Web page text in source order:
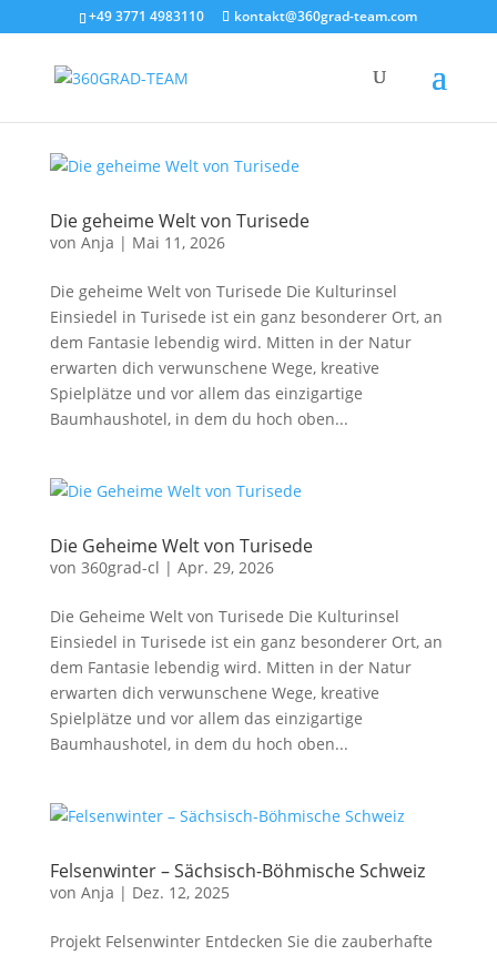
+49 3771 4983110 kontakt@360grad-team.com
Die geheime Welt von Turisede
von Anja | Mai 11, 2026
Die geheime Welt von Turisede Die Kulturinsel
Einsiedel in Turisede ist ein ganz besonderer Ort, an
dem Fantasie lebendig wird. Mitten in der Natur
erwarten dich verwunschene Wege, kreative
Spielplätze und vor allem das einzigartige
Baumhaushotel, in dem du hoch oben...
Die Geheime Welt von Turisede
von 360grad-cl | Apr. 29, 2026
Die Geheime Welt von Turisede Die Kulturinsel
Einsiedel in Turisede ist ein ganz besonderer Ort, an
dem Fantasie lebendig wird. Mitten in der Natur
erwarten dich verwunschene Wege, kreative
Spielplätze und vor allem das einzigartige
Baumhaushotel, in dem du hoch oben...
Felsenwinter – Sächsisch-Böhmische Schweiz
von Anja | Dez. 12, 2025
Projekt Felsenwinter Entdecken Sie die zauberhafte